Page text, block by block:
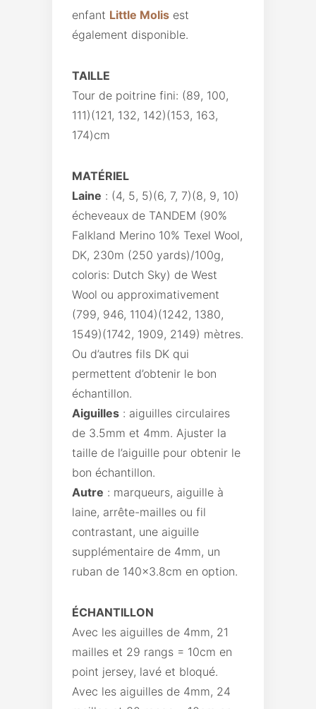
enfant Little Molis est
également disponible.
TAILLE
Tour de poitrine fini: (89, 100,
111)(121, 132, 142)(153, 163,
174)cm
MATÉRIEL
Laine : (4, 5, 5)(6, 7, 7)(8, 9, 10)
écheveaux de TANDEM (90%
Falkland Merino 10% Texel Wool,
DK, 230m (250 yards)/100g,
coloris: Dutch Sky) de West
Wool ou approximativement
(799, 946, 1104)(1242, 1380,
1549)(1742, 1909, 2149) mètres.
Ou d’autres fils DK qui
permettent d’obtenir le bon
échantillon.
Aiguilles : aiguilles circulaires
de 3.5mm et 4mm. Ajuster la
taille de l’aiguille pour obtenir le
bon échantillon.
Autre : marqueurs, aiguille à
laine, arrête-mailles ou fil
contrastant, une aiguille
supplémentaire de 4mm, un
ruban de 140×3.8cm en option.
ÉCHANTILLON
Avec les aiguilles de 4mm, 21
mailles et 29 rangs = 10cm en
point jersey, lavé et bloqué.
Avec les aiguilles de 4mm, 24